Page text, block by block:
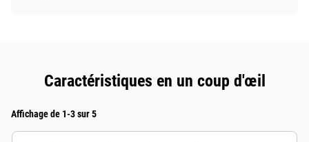
Caractéristiques en un coup d'œil
Affichage de 1-3 sur 5